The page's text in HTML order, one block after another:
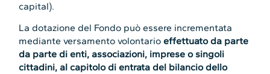
capital).
La dotazione del Fondo può essere incrementata
mediante versamento volontarioeffettuato da parte
da parte di enti, associazioni, imprese o singoli
cittadini, al capitolo di entrata del bilancio dello